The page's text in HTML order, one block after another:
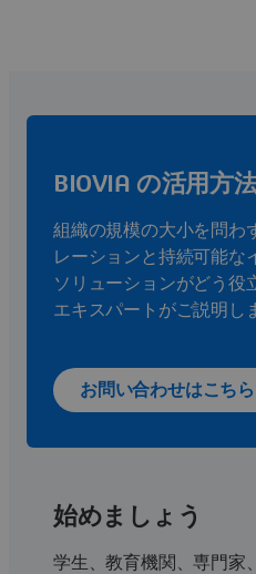
BIOVIA の活用方
組織の規模の大小を問わ
レーションと持続可能な
ソリューションがどう役
エキスパートがご説明し
お問い合わせはこちら
始めましょう
学生、教育機関、専門家